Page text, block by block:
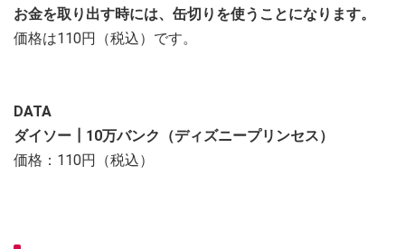
お金を取り出す時には、缶切りを使うことになります。
価格は110円（税込）です。
DATA
ダイソー┃10万バンク（ディズニープリンセス）
価格：110円（税込）